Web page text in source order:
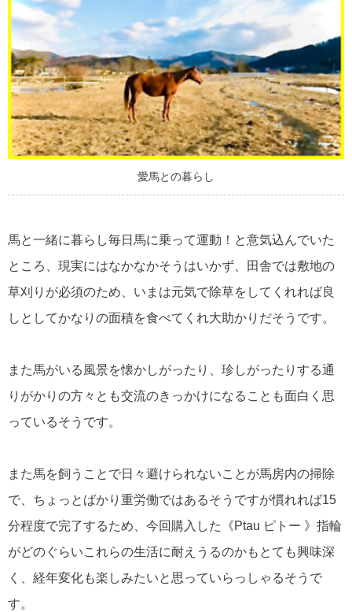
愛馬との暮らし
馬と一緒に暮らし毎日馬に乗って運動！と意気込んでいた
ところ、現実にはなかなかそうはいかず、田舎では敷地の
草刈りが必須のため、いまは元気で除草をしてくれれば良
しとしてかなりの面積を食べてくれ大助かりだそうです。
また馬がいる風景を懐かしがったり、珍しがったりする通
りがかりの方々とも交流のきっかけになることも面白く思
っているそうです。
また馬を飼うことで日々避けられないことが馬房内の掃除
で、ちょっとばかり重労働ではあるそうですが慣れれば15
分程度で完了するため、今回購入した《Ptau ピトー 》指輪
がどのぐらいこれらの生活に耐えうるのかもとても興味深
く、経年変化も楽しみたいと思っていらっしゃるそうで
す。